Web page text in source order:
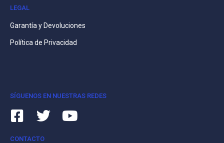
LEGAL
Garantía y Devoluciones
Política de Privacidad
SÍGUENOS EN NUESTRAS REDES
CONTACTO